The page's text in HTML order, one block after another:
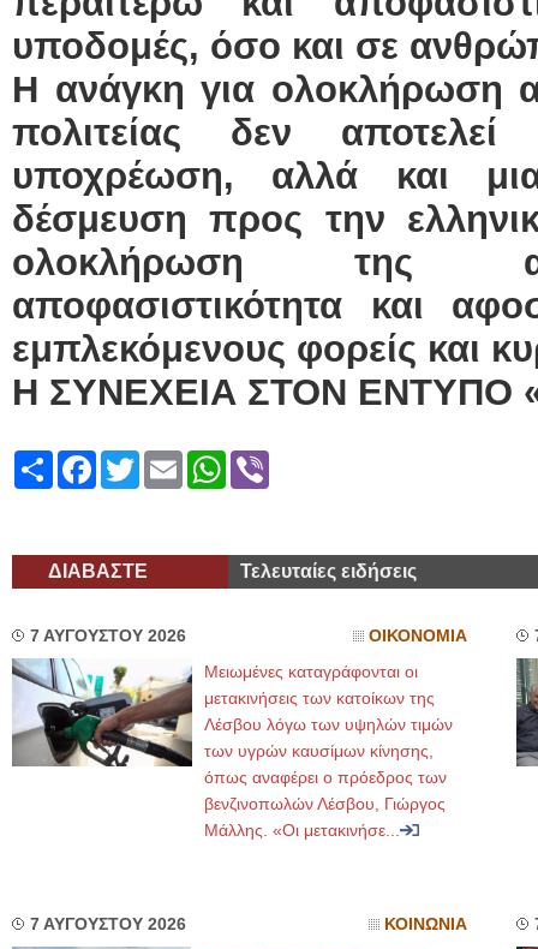
υποδομές, όσο και σε
Η ανάγκη για ολοκλήρωση
πολιτείας δεν
υποχρέωση, αλλά και
δέσμευση προς την
ολοκλήρωση της
αποφασιστικότητα και
εμπλεκόμενους φορείς και
Η ΣΥΝΕΧΕΙΑ ΣΤΟΝ ΕΝΤΥΠΟ
ShareFacebook
TwitterEmailWhatsApp
ΔΙΑΒΑΣΤΕ Τελευταίες ειδήσεις
7 ΑΥΓΟΥΣΤΟΥ 2026 ΟΙΚΟΝΟΜΙΑ
Μειωμένες καταγράφονται οι
μετακινήσεις των κατοίκων της
Λέσβου λόγω των υψηλών τιμών
των υγρών καυσίμων κίνησης,
όπως αναφέρει ο πρόεδρος των
βενζινοπωλών Λέσβου, Γιώργος
Μάλλης. «Οι μετακινήσε...
7 ΑΥΓΟΥΣΤΟΥ 2026 ΚΟΙΝΩΝΙΑ